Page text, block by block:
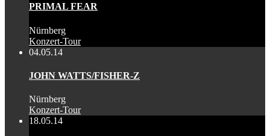
PRIMAL FEAR
Nürnberg
Konzert-Tour
04.05.14
JOHN WATTS/FISHER-Z
Nürnberg
Konzert-Tour
18.05.14